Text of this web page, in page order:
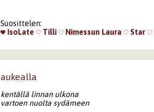
Suosittelen:
IsoLate
Tilli Nimessun Laura Star
aukealla
kentällä linnan ulkona
vartoen nuolta sydämeen